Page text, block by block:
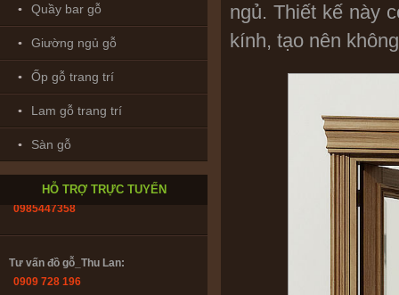
Quầy bar gỗ
Giường ngủ gỗ
Ốp gỗ trang trí
Lam gỗ trang trí
Sàn gỗ
HỖ TRỢ TRỰC TUYẾN
Bảo hành & Bảo trì_ Trường Giang:
Thiết kế : ks. Huỳnh Nhân:
0916.866782
Tư vấn kỹ thuật _ Ks.Phạm Úc:
0985447358
ngủ. Thiết kế này
kính, tạo nên